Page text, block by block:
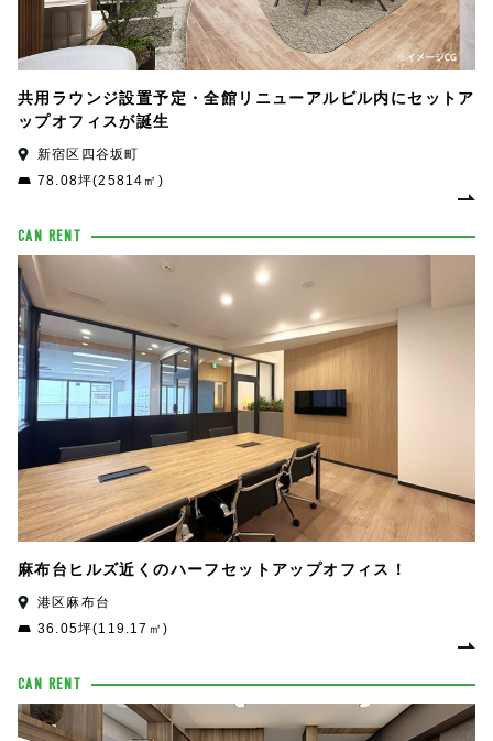
共用ラウンジ設置予定・全館リニューアルビル内にセットア
ップオフィスが誕生
新宿区四谷坂町
78.08坪(25814㎡)
CAN RENT
麻布台ヒルズ近くのハーフセットアップオフィス！
港区麻布台
36.05坪(119.17㎡)
CAN RENT